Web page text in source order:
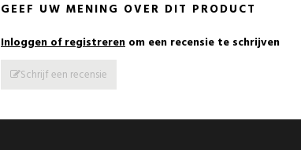
GEEF UW MENING OVER DIT PRODUCT
Inloggen of registreren om een recensie te schrijven
Schrijf een recensie